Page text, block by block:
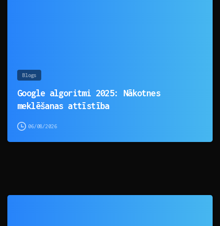
Blogs
Google algoritmi 2025: Nākotnes
meklēšanas attīstība
06/08/2026